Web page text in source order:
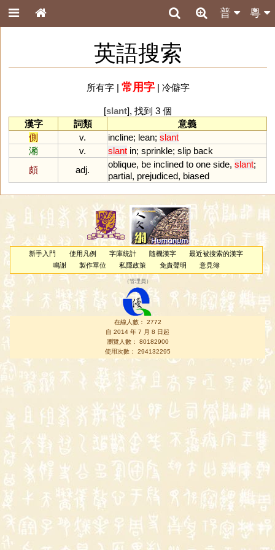
粵
普
英語搜索
所有字| 常用字| 冷僻字
[slant], 找到 3 個
漢字
詞類
意義
側
v. incline; lean; slant
潲
v. slant in; sprinkle; slip back
頗
adj.
oblique, be inclined to one side, slant;
partial, prejudiced, biased
新手入門 使用凡例 字庫統計 隨機漢字
最近被搜索的漢字
鳴謝
製作單位 私隱政策 免責聲明 意見簿
（管理員 ）
在線人數： 2772
自 2014 年 7 月 8 日起
瀏覽人數： 80182900
使用次數： 294132295